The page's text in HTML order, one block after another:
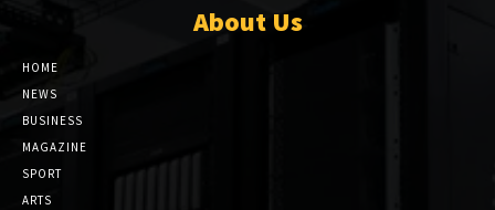
About Us
HOME
NEWS
BUSINESS
MAGAZINE
SPORT
ARTS